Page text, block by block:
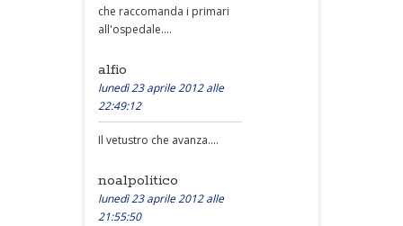
che raccomanda i primari
all'ospedale....
alfio
lunedì 23 aprile 2012 alle
22:49:12
Il vetustro che avanza....
noalpolitico
lunedì 23 aprile 2012 alle
21:55:50